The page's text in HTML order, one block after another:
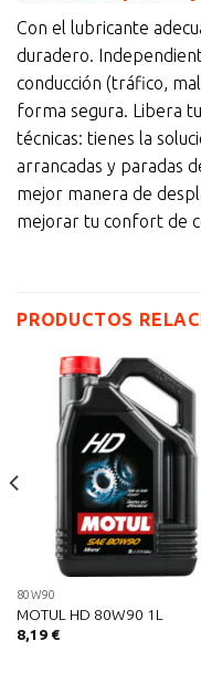
Con el lubricante
duradero.
conducción (tráfico,
forma segura. Libera
técnicas: tienes la
arrancadas y paradas
mejor manera de
mejorar tu confort de
PRODUCTOS
80W90
MOTUL HD 80W90 1L
8,19 €